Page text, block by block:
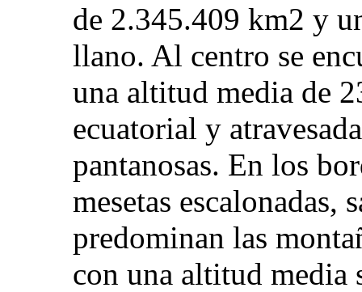
de 2.345.409 km2 y
llano. Al centro se
una altitud media de
ecuatorial y
pantanosas. En los
mesetas escalonadas,
predominan las
con una altitud media